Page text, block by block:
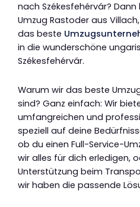
nach Székesfehérvár?
Umzug Rastoder aus
das beste
in die wunderschöne
Székesfehérvár.
Warum wir das beste
sind? Ganz einfach: Wir
umfangreichen und
speziell auf deine
ob du einen Full-Service-
wir alles für dich erledigen,
Unterstützung beim
wir haben die passende